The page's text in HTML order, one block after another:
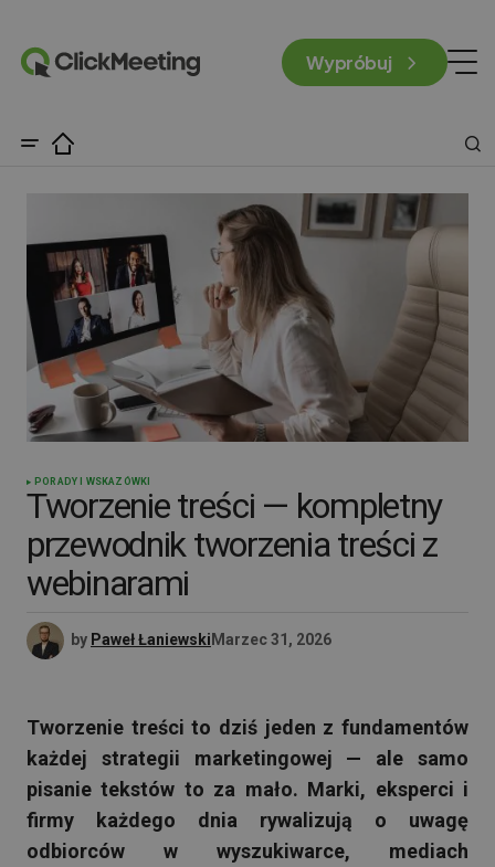
Wypróbuj
PORADY I WSKAZÓWKI
Tworzenie treści — kompletny
przewodnik tworzenia treści z
webinarami
by Paweł Łaniewski Marzec 31, 2026
Tworzenie treści to dziś jeden z fundamentów
każdej strategii marketingowej — ale samo
pisanie tekstów to za mało. Marki, eksperci i
firmy każdego dnia rywalizują o uwagę
odbiorców w wyszukiwarce, mediach